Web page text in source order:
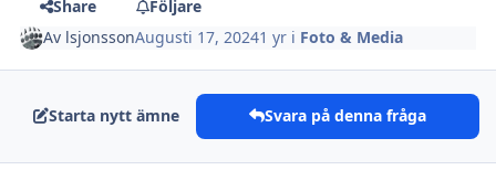
Share
Följare
Av lsjonssonAugusti 17, 20241 yr i Foto & Media
Starta nytt ämne Svara på denna fråga